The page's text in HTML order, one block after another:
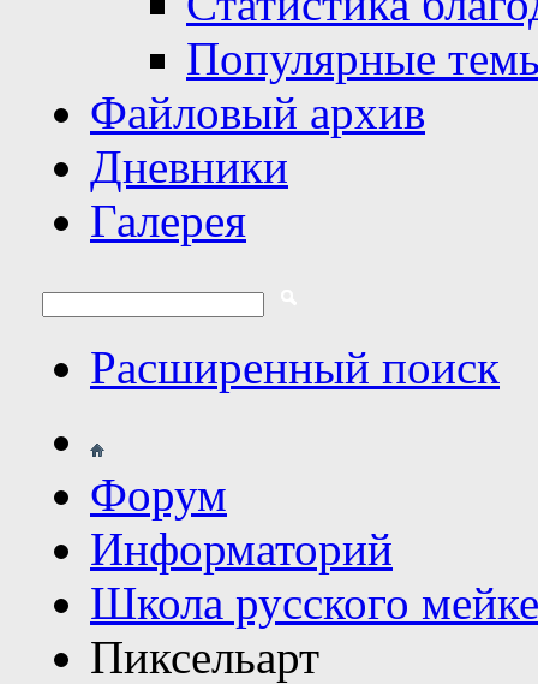
Популярные
Файловый архив
Дневники
Галерея
Расширенный поиск
Форум
Информаторий
Школа русского
Пиксельарт